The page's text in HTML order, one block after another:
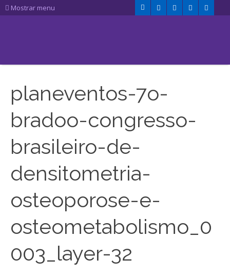
Mostrar menu
planeventos-7o-
bradoo-congresso-
brasileiro-de-
densitometria-
osteoporose-e-
osteometabolismo_0
003_layer-32